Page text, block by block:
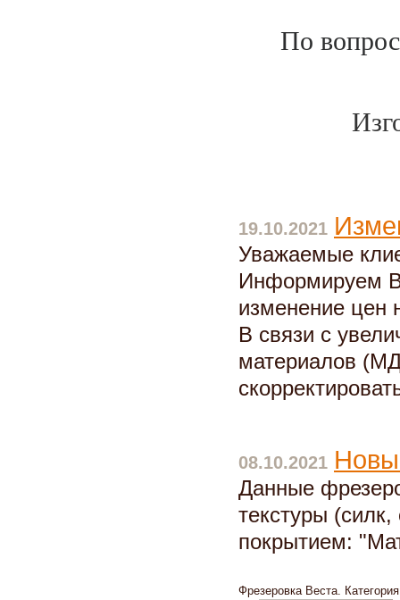
По
19.10.2021
Уважаемые
Информируем
изменение цен
В связи с
материалов
08.10.2021
Данные
текстуры
покрытием:
Фрезеровка Веста.